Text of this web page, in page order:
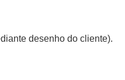
desenho do cliente).